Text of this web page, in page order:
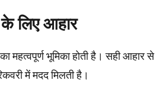
के लिए आहार
का महत्वपूर्ण भूमिका होती है। सही आहार से
में मदद मिलती है।